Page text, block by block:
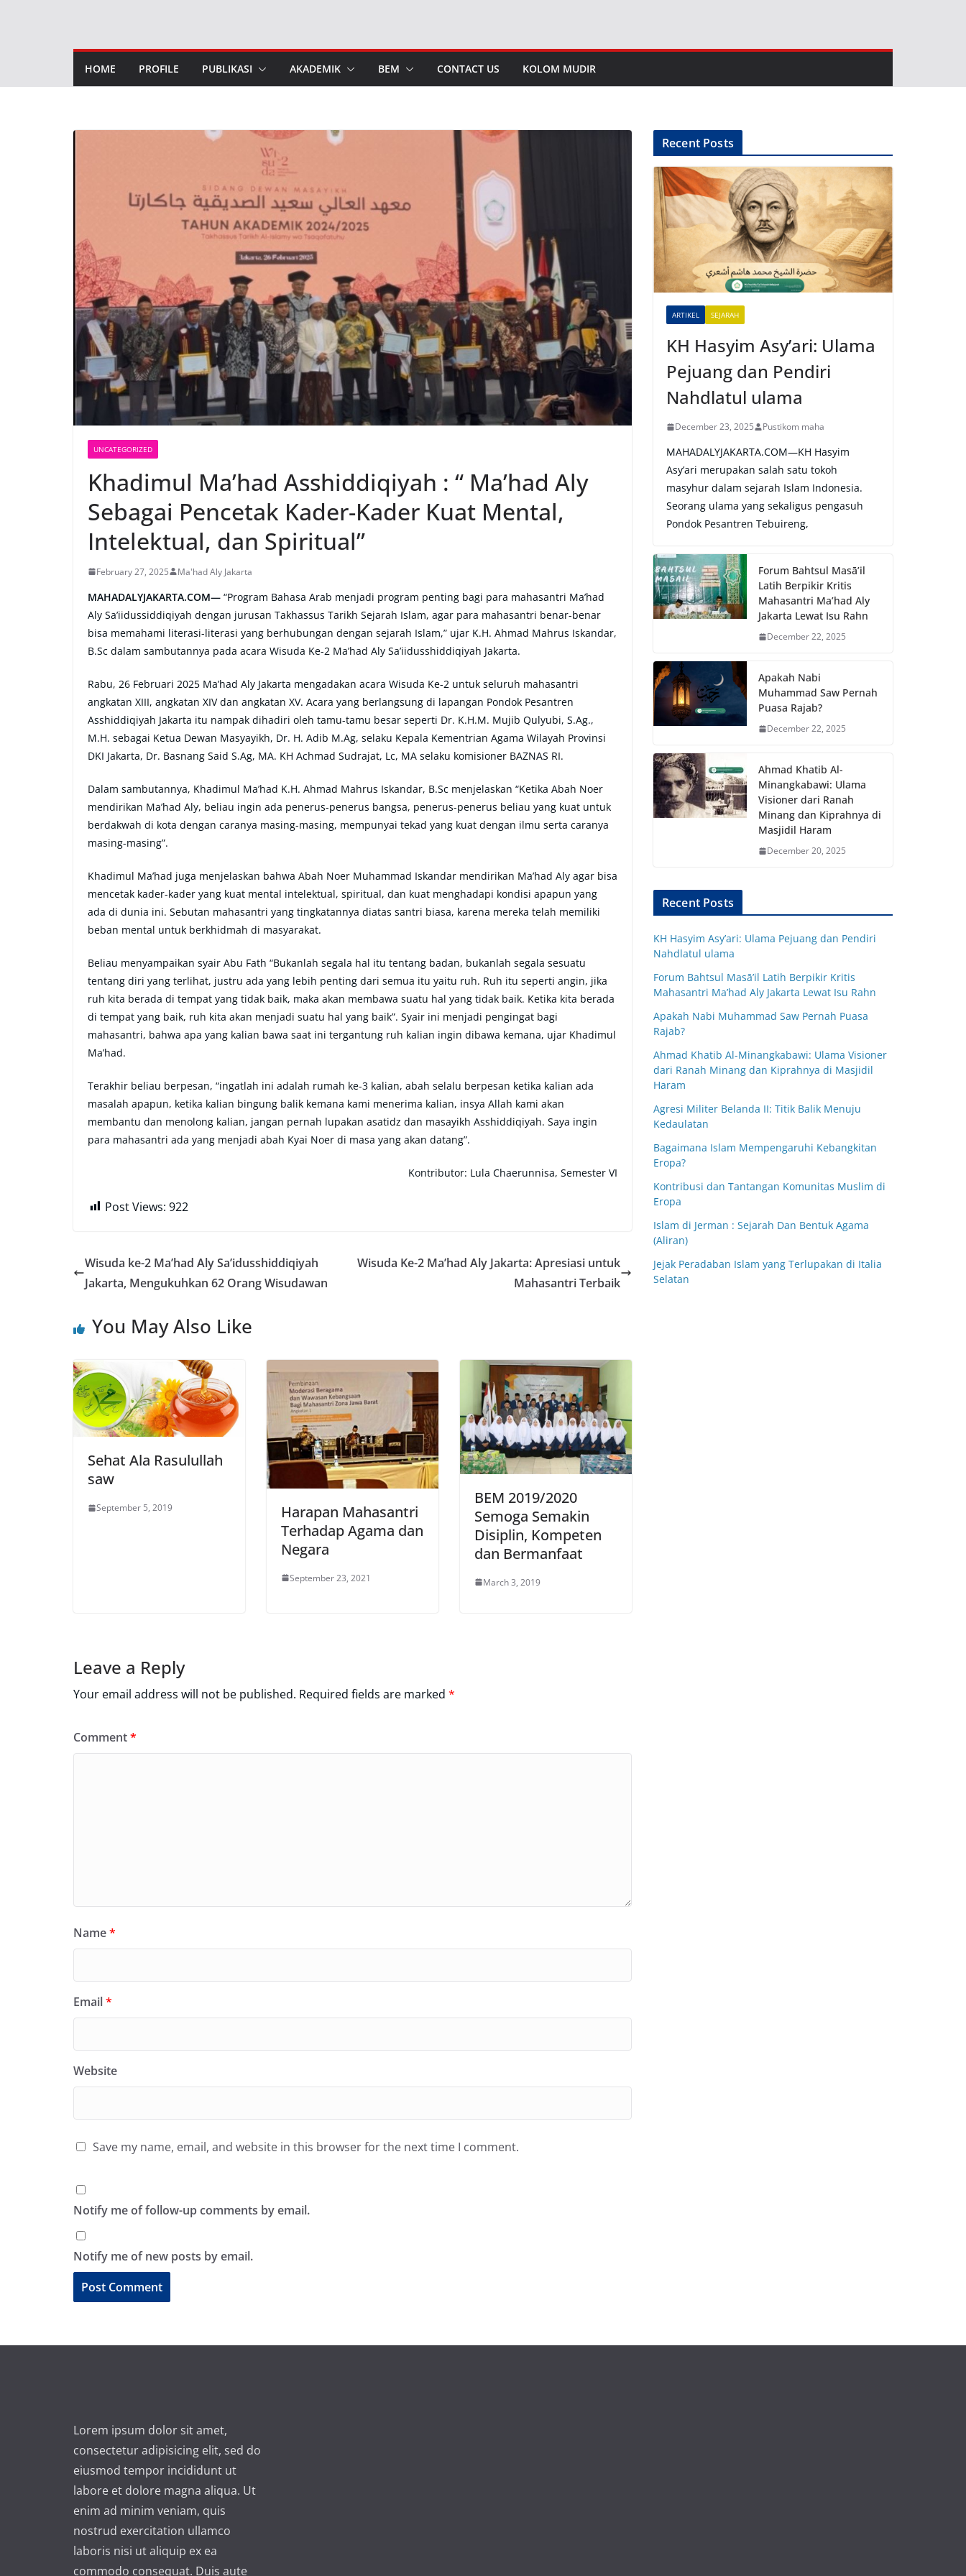
HOME PROFILE PUBLIKASI AKADEMIK BEM CONTACT US KOLOM MUDIR
UNCATEGORIZED
Khadimul Ma’had Asshiddiqiyah : “ Ma’had Aly
Sebagai Pencetak Kader-Kader Kuat Mental,
Intelektual, dan Spiritual”
February 27, 2025 Ma'had Aly Jakarta
MAHADALYJAKARTA.COM— “Program Bahasa Arab menjadi program penting bagi para mahasantri Ma’had
Aly Sa’iidussiddiqiyah dengan jurusan Takhassus Tarikh Sejarah Islam, agar para mahasantri benar-benar
bisa memahami literasi-literasi yang berhubungan dengan sejarah Islam,” ujar K.H. Ahmad Mahrus Iskandar,
B.Sc dalam sambutannya pada acara Wisuda Ke-2 Ma’had Aly Sa’iidusshiddiqiyah Jakarta.
Rabu, 26 Februari 2025 Ma’had Aly Jakarta mengadakan acara Wisuda Ke-2 untuk seluruh mahasantri
angkatan XIII, angkatan XIV dan angkatan XV. Acara yang berlangsung di lapangan Pondok Pesantren
Asshiddiqiyah Jakarta itu nampak dihadiri oleh tamu-tamu besar seperti Dr. K.H.M. Mujib Qulyubi, S.Ag.,
M.H. sebagai Ketua Dewan Masyayikh, Dr. H. Adib M.Ag, selaku Kepala Kementrian Agama Wilayah Provinsi
DKI Jakarta, Dr. Basnang Said S.Ag, MA. KH Achmad Sudrajat, Lc, MA selaku komisioner BAZNAS RI.
Dalam sambutannya, Khadimul Ma’had K.H. Ahmad Mahrus Iskandar, B.Sc menjelaskan “Ketika Abah Noer
mendirikan Ma’had Aly, beliau ingin ada penerus-penerus bangsa, penerus-penerus beliau yang kuat untuk
berdakwah di kota dengan caranya masing-masing, mempunyai tekad yang kuat dengan ilmu serta caranya
masing-masing”.
Khadimul Ma’had juga menjelaskan bahwa Abah Noer Muhammad Iskandar mendirikan Ma’had Aly agar bisa
mencetak kader-kader yang kuat mental intelektual, spiritual, dan kuat menghadapi kondisi apapun yang
ada di dunia ini. Sebutan mahasantri yang tingkatannya diatas santri biasa, karena mereka telah memiliki
beban mental untuk berkhidmah di masyarakat.
Beliau menyampaikan syair Abu Fath “Bukanlah segala hal itu tentang badan, bukanlah segala sesuatu
tentang diri yang terlihat, justru ada yang lebih penting dari semua itu yaitu ruh. Ruh itu seperti angin, jika
ruh kita berada di tempat yang tidak baik, maka akan membawa suatu hal yang tidak baik. Ketika kita berada
di tempat yang baik, ruh kita akan menjadi suatu hal yang baik”. Syair ini menjadi pengingat bagi
mahasantri, bahwa apa yang kalian bawa saat ini tergantung ruh kalian ingin dibawa kemana, ujar Khadimul
Ma’had.
Terakhir beliau berpesan, “ingatlah ini adalah rumah ke-3 kalian, abah selalu berpesan ketika kalian ada
masalah apapun, ketika kalian bingung balik kemana kami menerima kalian, insya Allah kami akan
membantu dan menolong kalian, jangan pernah lupakan asatidz dan masayikh Asshiddiqiyah. Saya ingin
para mahasantri ada yang menjadi abah Kyai Noer di masa yang akan datang”.
Kontributor: Lula Chaerunnisa, Semester VI
Post Views: 922
Wisuda ke-2 Ma’had Aly Sa’idusshiddiqiyah
Jakarta, Mengukuhkan 62 Orang Wisudawan
Wisuda Ke-2 Ma’had Aly Jakarta: Apresiasi untuk
Mahasantri Terbaik
You May Also Like
Sehat Ala Rasulullah
saw
September 5, 2019
Harapan Mahasantri
Terhadap Agama dan
Negara
September 23, 2021
BEM 2019/2020
Semoga Semakin
Disiplin, Kompeten
dan Bermanfaat
March 3, 2019
Leave a Reply
Your email address will not be published. Required fields are marked *
Comment*
Name*
Email*
Website
Save my name, email, and website in this browser for the next time I comment.
Notify me of follow-up comments by email.
Notify me of new posts by email.
a
t
i
v
e
:
Recent Posts
ARTIKEL SEJARAH
KH Hasyim Asy’ari: Ulama
Pejuang dan Pendiri
Nahdlatul ulama
December 23, 2025 Pustikom maha
MAHADALYJAKARTA.COM—KH Hasyim
Asy’ari merupakan salah satu tokoh
masyhur dalam sejarah Islam Indonesia.
Seorang ulama yang sekaligus pengasuh
Pondok Pesantren Tebuireng,
Forum Bahtsul Masā’il
Latih Berpikir Kritis
Mahasantri Ma’had Aly
Jakarta Lewat Isu Rahn
December 22, 2025
Apakah Nabi
Muhammad Saw Pernah
Puasa Rajab?
December 22, 2025
Ahmad Khatib Al-
Minangkabawi: Ulama
Visioner dari Ranah
Minang dan Kiprahnya di
Masjidil Haram
December 20, 2025
Recent Posts
KH Hasyim Asy’ari: Ulama Pejuang dan Pendiri
Nahdlatul ulama
Forum Bahtsul Masā’il Latih Berpikir Kritis
Mahasantri Ma’had Aly Jakarta Lewat Isu Rahn
Apakah Nabi Muhammad Saw Pernah Puasa
Rajab?
Ahmad Khatib Al-Minangkabawi: Ulama Visioner
dari Ranah Minang dan Kiprahnya di Masjidil
Haram
Agresi Militer Belanda II: Titik Balik Menuju
Kedaulatan
Bagaimana Islam Mempengaruhi Kebangkitan
Eropa?
Kontribusi dan Tantangan Komunitas Muslim di
Eropa
Islam di Jerman : Sejarah Dan Bentuk Agama
(Aliran)
Jejak Peradaban Islam yang Terlupakan di Italia
Selatan
Lorem ipsum dolor sit amet,
consectetur adipisicing elit, sed do
eiusmod tempor incididunt ut
labore et dolore magna aliqua. Ut
enim ad minim veniam, quis
nostrud exercitation ullamco
laboris nisi ut aliquip ex ea
commodo consequat. Duis aute